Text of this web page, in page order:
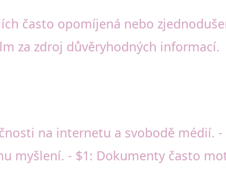
často opomíjená nebo
za zdroj důvěryhodných informací.
na internetu a svobodě médií. -
myšlení. - $1: Dokumenty často